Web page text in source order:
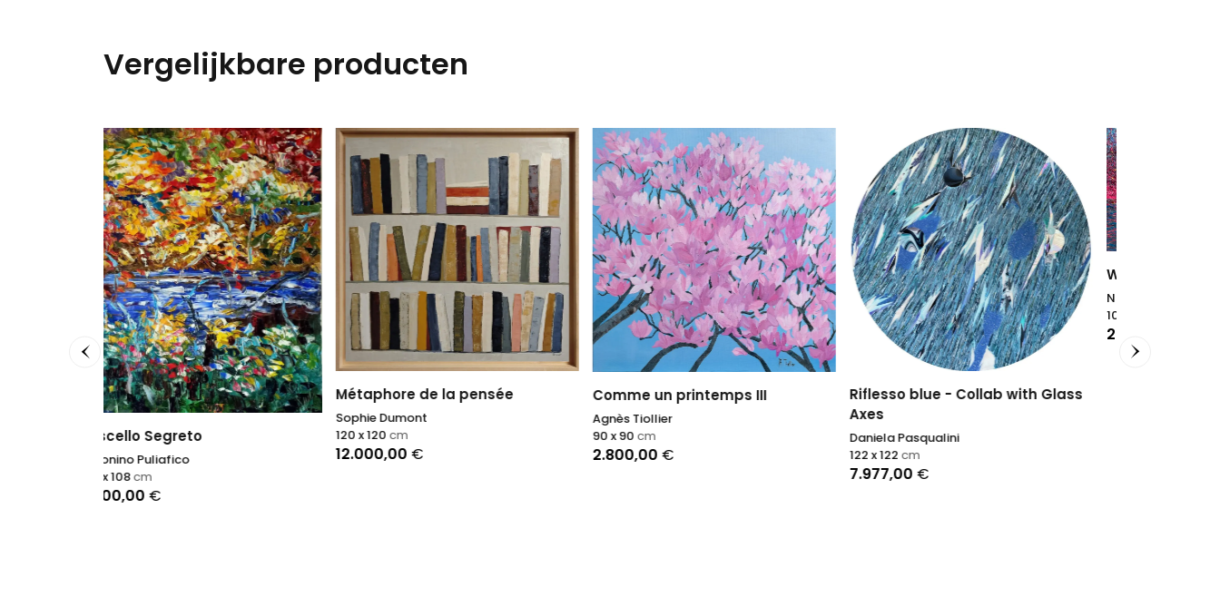
Vergelijkbare producten
Métaphore de la pensée
Sophie Dumont
12.000,00€
120 x 120cm
Comme un printemps III
Agnès Tiollier
2.800,00
90 x 90cm
Riflesso blue - Collab with Glass
Axes
Daniela Pasqualini
122 x 122cm
Woven Sunset
Nadin Antoniuk
2.800,00€
100 x 200cm